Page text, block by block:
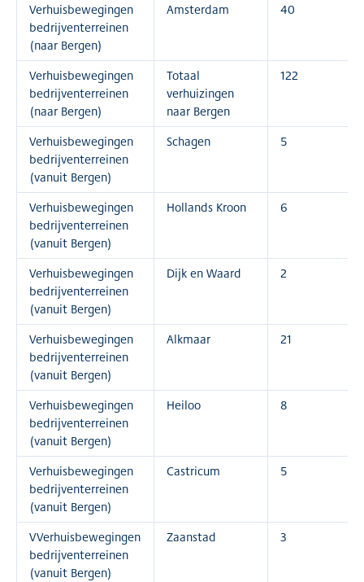
Verhuisbewegingen
bedrijventerreinen
(naar Bergen)
Amsterdam 40
Verhuisbewegingen
bedrijventerreinen
(naar Bergen)
Totaal
verhuizingen
naar Bergen
122
Verhuisbewegingen
bedrijventerreinen
(vanuit Bergen)
Schagen 5
Verhuisbewegingen
bedrijventerreinen
(vanuit Bergen)
Hollands Kroon 6
Verhuisbewegingen
bedrijventerreinen
(vanuit Bergen)
Dijk en Waard 2
Verhuisbewegingen
bedrijventerreinen
(vanuit Bergen)
Alkmaar 21
Verhuisbewegingen
bedrijventerreinen
(vanuit Bergen)
Heiloo 8
Verhuisbewegingen
bedrijventerreinen
(vanuit Bergen)
Castricum 5
VVerhuisbewegingen
bedrijventerreinen
(vanuit Bergen)
Zaanstad 3